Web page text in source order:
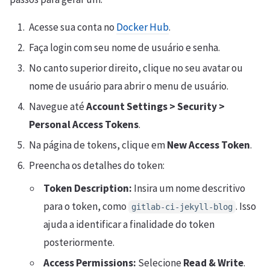
Acesse sua conta no Docker Hub.
Faça login com seu nome de usuário e senha.
No canto superior direito, clique no seu avatar ou
nome de usuário para abrir o menu de usuário.
Navegue atéAccount Settings > Security >
Personal Access Tokens.
Na página de tokens, clique emNew Access Token.
Preencha os detalhes do token:
Token Description: Insira um nome descritivo
para o token, como
gitlab-ci-jekyll-blog . Isso
ajuda a identificar a finalidade do token
posteriormente.
Access Permissions: SelecioneRead & Write.